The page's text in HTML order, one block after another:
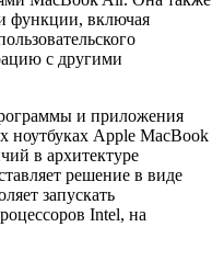
функции, включая
с другими
и приложения
ноутбуках Apple MacBook
в архитектуре
решение в виде
запускать
Intel, на